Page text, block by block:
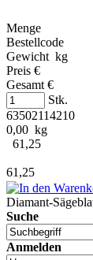
Menge
Bestellcode
Gewicht kg
Preis €
Gesamt €
Stk.
63502114210
0,00 kg
61,25
61,25
Diamant-
Suche
Anmelden